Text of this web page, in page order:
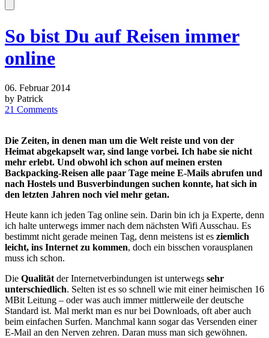
So bist Du auf Reisen immer
online
06. Februar 2014
by Patrick
21 Comments
Die Zeiten, in denen man um die Welt reiste und von der
Heimat abgekapselt war, sind lange vorbei. Ich habe sie nicht
mehr erlebt. Und obwohl ich schon auf meinen ersten
Backpacking-Reisen alle paar Tage meine E-Mails abrufen und
nach Hostels und Busverbindungen suchen konnte, hat sich in
den letzten Jahren noch viel mehr getan.
Heute kann ich jeden Tag online sein. Darin bin ich ja Experte, denn
ich halte unterwegs immer nach dem nächsten Wifi Ausschau. Es
bestimmt nicht gerade meinen Tag, denn meistens ist es ziemlich
leicht, ins Internet zu kommen, doch ein bisschen vorausplanen
muss ich schon.
Die Qualität der Internetverbindungen ist unterwegs sehr
unterschiedlich. Selten ist es so schnell wie mit einer heimischen 16
MBit Leitung – oder was auch immer mittlerweile der deutsche
Standard ist. Mal merkt man es nur bei Downloads, oft aber auch
beim einfachen Surfen. Manchmal kann sogar das Versenden einer
E-Mail an den Nerven zehren. Daran muss man sich gewöhnen.